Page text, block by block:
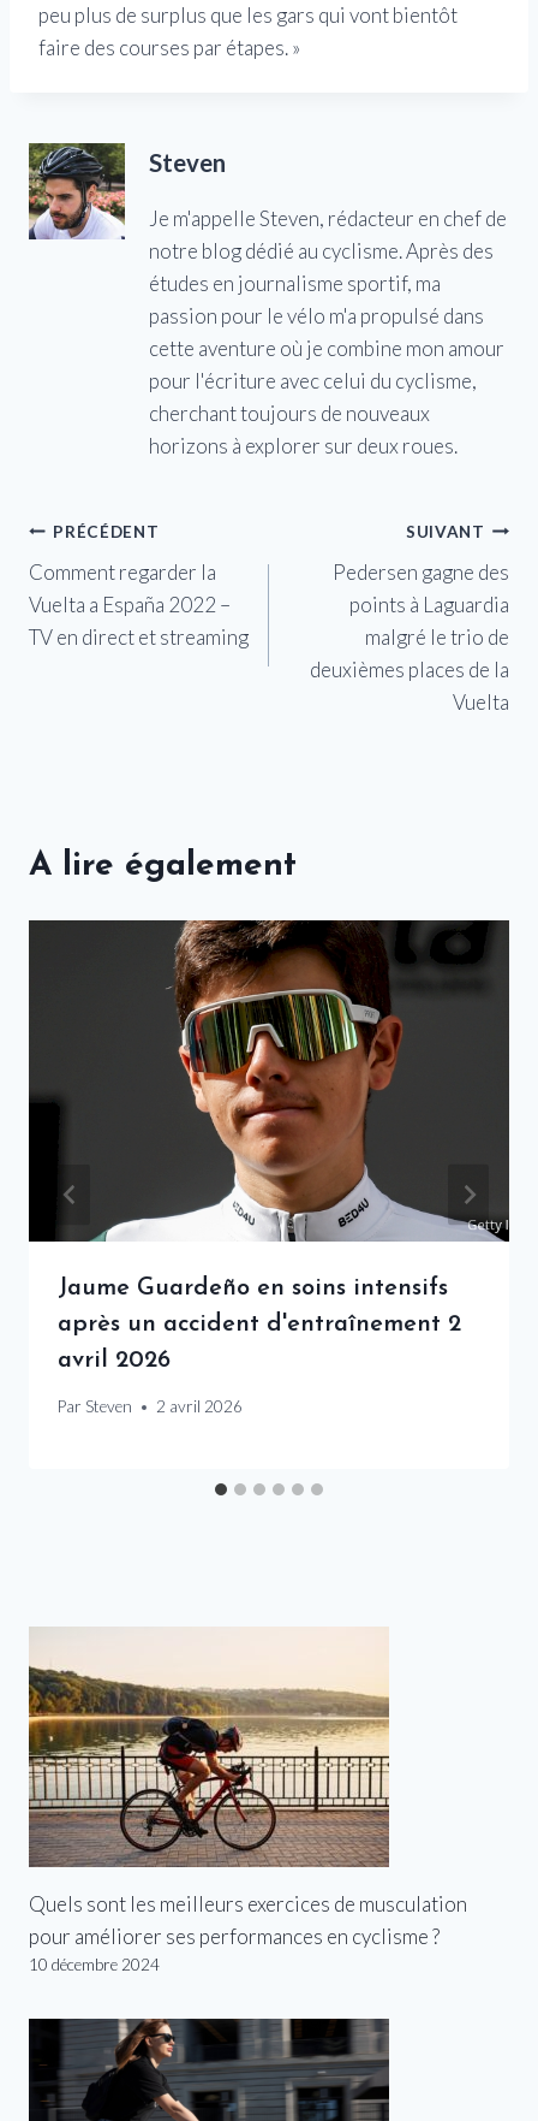
peu plus de surplus que les gars qui vont bientôt
faire des courses par étapes. »
Steven
Je m'appelle Steven, rédacteur en chef de
notre blog dédié au cyclisme. Après des
études en journalisme sportif, ma
passion pour le vélo m'a propulsé dans
cette aventure où je combine mon amour
pour l'écriture avec celui du cyclisme,
cherchant toujours de nouveaux
horizons à explorer sur deux roues.
Navigation
de
l’article
PRÉCÉDENT
Comment regarder la
Vuelta a España 2022 –
TV en direct et streaming
SUIVANT
Pedersen gagne des
points à Laguardia
malgré le trio de
deuxièmes places de la
Vuelta
A lire également
Jaume Guardeño en soins intensifs
après un accident d'entraînement 2
avril 2026
Par Steven 2 avril 2026
Quels sont les meilleurs exercices de musculation
pour améliorer ses performances en cyclisme ?
10 décembre 2024